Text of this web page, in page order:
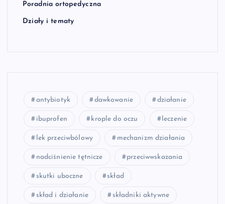
Poradnia ortopedyczna
Działy i tematy
antybiotyk dawkowanie działanie
ibuprofen krople do oczu leczenie
lek przeciwbólowy mechanizm działania
nadciśnienie tętnicze przeciwwskazania
skutki uboczne skład
skład i działanie składniki aktywne